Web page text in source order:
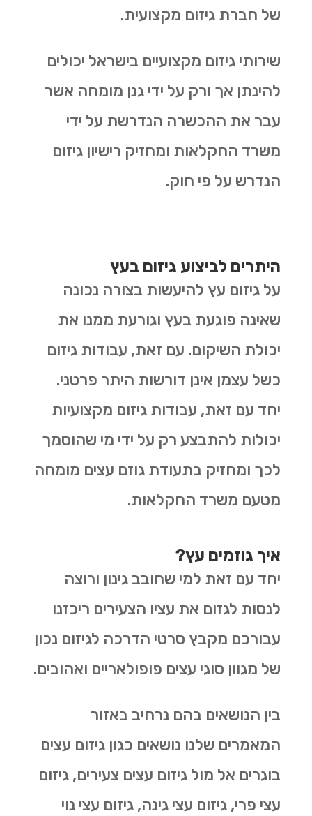
של חברת גיזום מקצועית.
שירותי גיזום מקצועיים בישראל יכולים
להינתן אך ורק על ידי גנן מומחה אשר
עבר את ההכשרה הנדרשת על ידי
משרד החקלאות ומחזיק רישיון גיזום
הנדרש על פי חוק.
היתרים לביצוע גיזום בעץ
על גיזום עץ להיעשות בצורה נכונה
שאינה פוגעת בעץ וגורעת ממנו את
יכולת השיקום. עם זאת, עבודות גיזום
כשל עצמן אינן דורשות היתר פרטני.
יחד עם זאת, עבודות גיזום מקצועיות
יכולות להתבצע רק על ידי מי שהוסמך
לכך ומחזיק בתעודת גוזם עצים מומחה
מטעם משרד החקלאות.
איך גוזמים עץ?
יחד עם זאת למי שחובב גינון ורוצה
לנסות לגזום את עציו הצעירים ריכזנו
עבורכם מקבץ סרטי הדרכה לגיזום נכון
של מגוון סוגי עצים פופולאריים ואהובים.
בין הנושאים בהם נרחיב באזור
המאמרים שלנו נושאים כגון גיזום עצים
בוגרים אל מול גיזום עצים צעירים, גיזום
עצי פרי, גיזום עצי גינה, גיזום עצי נוי